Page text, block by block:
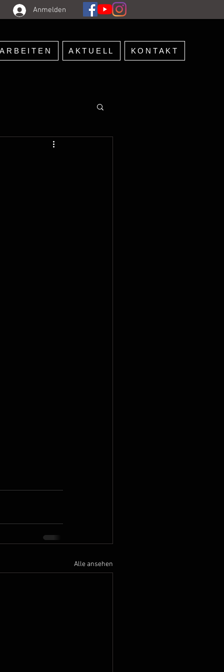
Anmelden
ARBEITEN AKTUELL KONTAKT
Alle ansehen